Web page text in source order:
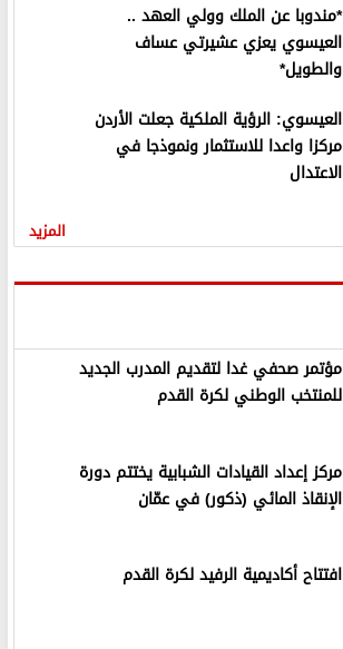
*مندوبا عن الملك وولي العهد ..
العيسوي يعزي عشيرتي عساف
والطويل*
العيسوي: الرؤية الملكية جعلت الأردن
مركزا واعدا للاستثمار ونموذجا في
الاعتدال
المزيد
مؤتمر صحفي غدا لتقديم المدرب الجديد
للمنتخب الوطني لكرة القدم
مركز إعداد القيادات الشبابية يختتم دورة
الإنقاذ المائي (ذكور) في عمّان
افتتاح أكاديمية الرفيد لكرة القدم